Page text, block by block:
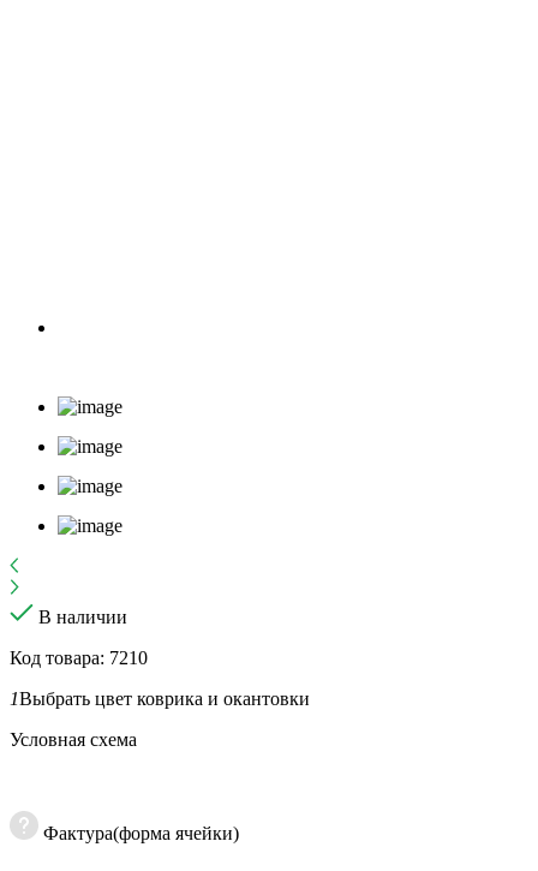
В наличии
Код товара: 7210
1Выбрать цвет коврика и окантовки
Условная схема
Фактура(форма ячейки)